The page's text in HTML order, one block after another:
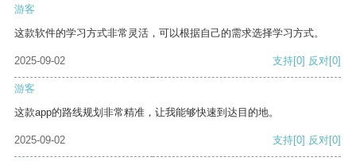
游客
这款软件的学习方式非常灵活，可以根据自己的需求选择学习方式。
2025-09-02 支持[0] 反对[0]
游客
这款app的路线规划非常精准，让我能够快速到达目的地。
2025-09-02 支持[0] 反对[0]